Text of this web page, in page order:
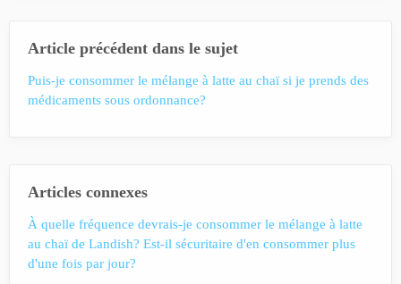
Article précédent dans le sujet
Puis-je consommer le mélange à latte au chaï si je prends des
médicaments sous ordonnance?
Articles connexes
À quelle fréquence devrais-je consommer le mélange à latte
au chaï de Landish? Est-il sécuritaire d'en consommer plus
d'une fois par jour?